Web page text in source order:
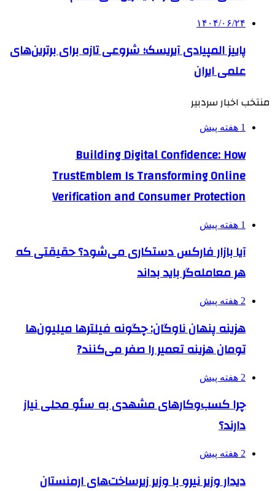
۱۴۰۴/۰۶/۲۴
پاییز المپیادی آیریسک؛ شروعی تازه برای برترین‌های
علمی ایران
منتخب اخبار سردبیر
1 هفته پیش
Building Digital Confidence: How
TrustEmblem Is Transforming Online
Verification and Consumer Protection
1 هفته پیش
آیا بازار فارکس دستکاری می‌شود؟ حقیقتی که
هر معامله‌گر باید بداند
2 هفته پیش
هزینه پنهان ناوگان: چگونه فیلترها میلیون‌ها
تومان هزینه تعمیر را صفر می‌کنند?
2 هفته پیش
چرا کسب‌وکارهای مشهدی به سئو محلی نیاز
دارند؟
2 هفته پیش
دیدار وزیر نیرو با وزیر زیرساخت‌های ارمنستان